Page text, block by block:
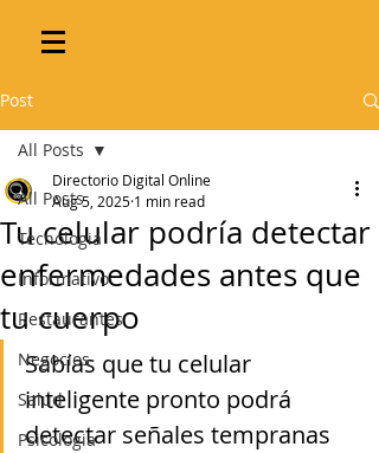
Post
All Posts
Tecnologia
Informativo
Restaurantes
Negocios
Salud
Psicologia
All Posts
Tu celular podría detectar
enfermedades antes que
tu cuerpo
Directorio Digital Online
Aug 5, 2025 1 min read
Sabías que tu celular
inteligente pronto podrá
detectar señales tempranas